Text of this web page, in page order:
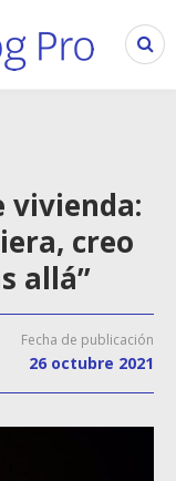
vivienda:
creo
allá”
Fecha de publicación
26 octubre 2021